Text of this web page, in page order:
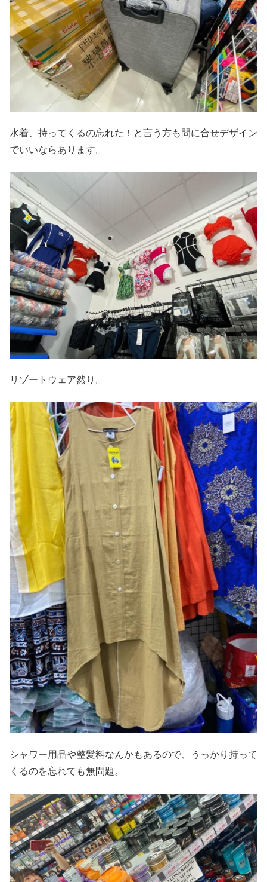
水着、持ってくるの忘れた！と言う方も間に合せデザイン
でいいならあります。
リゾートウェア然り。
シャワー用品や整髪料なんかもあるので、うっかり持って
くるのを忘れても無問題。